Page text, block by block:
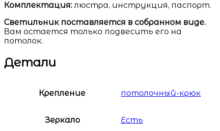
Комплектация:люстра, инструкция, паспорт.
Светильник поставляется в собранном виде.
Вам остается только подвесить его на
потолок.
Детали
Крепление потолочный-крюк
Зеркало Есть